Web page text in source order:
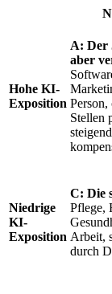
Hohe KI-
Exposition
A: Der
aber
Stellen
Niedrige
KI-
Exposition
C: Die
Pflege,
Arbeit,
durch